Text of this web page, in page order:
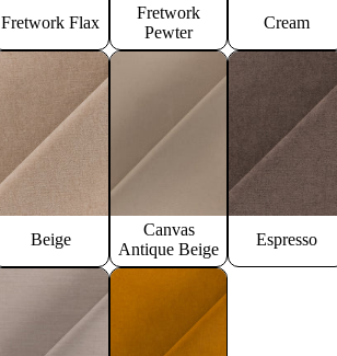
Fretwork Flax
Fretwork
Pewter
Cream
Beige
Canvas
Antique Beige
Espresso